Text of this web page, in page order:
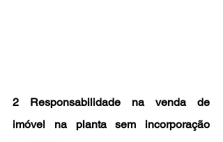
2 Responsabilidade na venda de
imóvel na planta sem incorporação